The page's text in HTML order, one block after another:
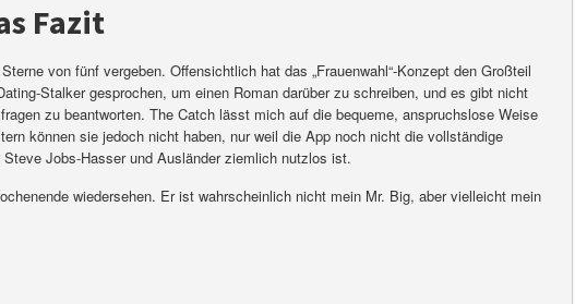
Fazit
von fünf vergeben. Offensichtlich hat das „Frauenwahl“-Konzept den Großteil
Stalker gesprochen, um einen Roman darüber zu schreiben, und es gibt nicht
zu beantworten. The Catch lässt mich auf die bequeme, anspruchslose Weise
können sie jedoch nicht haben, nur weil die App noch nicht die vollständige
Jobs-Hasser und Ausländer ziemlich nutzlos ist.
wiedersehen. Er ist wahrscheinlich nicht mein Mr. Big, aber vielleicht mein